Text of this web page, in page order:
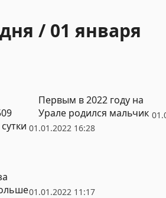
/ 01 января
01.01.2022 16:28
Первым в 2022 году на
Урале родился мальчик
01.01.2022 11:17